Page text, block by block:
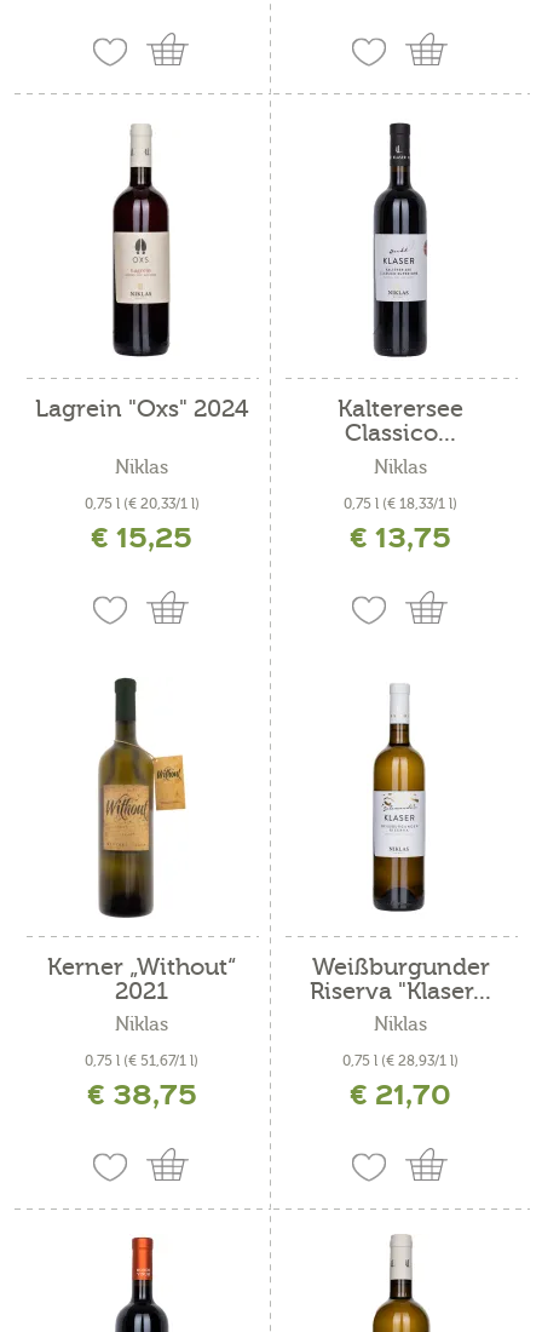
Lagrein "Oxs" 2024
Niklas
0,75 l (€ 20,33/1 l)
€ 15,25
Kalterersee
Classico...
Niklas
0,75 l (€ 18,33/1 l)
€ 13,75
Kerner „Without“
2021
Niklas
0,75 l (€ 51,67/1 l)
inkl. MwSt. zzgl. Versandkosten
€ 38,75
Weißburgunder
Riserva "Klaser...
Niklas
0,75 l (€ 28,93/1 l)
inkl. MwSt. zzgl. Versandkosten
€ 21,70